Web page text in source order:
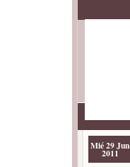
Mié 29 Jun
2011